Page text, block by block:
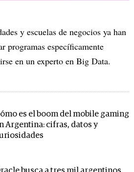
y escuelas de negocios ya han
programas específicamente
en un experto en Big Data.
es el boom del mobile gaming
Argentina: cifras, datos y